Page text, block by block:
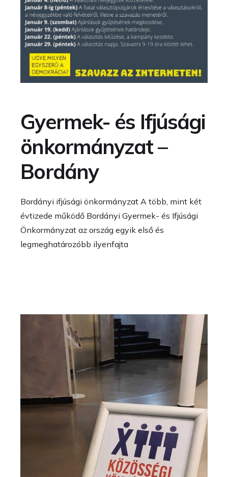
Gyermek- és Ifjúsági
önkormányzat –
Bordány
Bordányi ifjúsági önkormányzat A több, mint két
évtizede működő Bordányi Gyermek- és Ifjúsági
Önkormányzat az ország egyik első és
legmeghatározóbb ilyenfajta